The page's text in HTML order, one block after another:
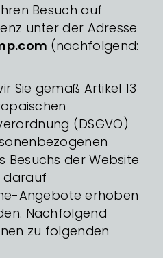
Besuch auf
unter der Adresse
(nachfolgend:
Sie gemäß Artikel 13
(DSGVO)
Besuchs der Website
darauf
Angebote erhoben
Nachfolgend
zu folgenden